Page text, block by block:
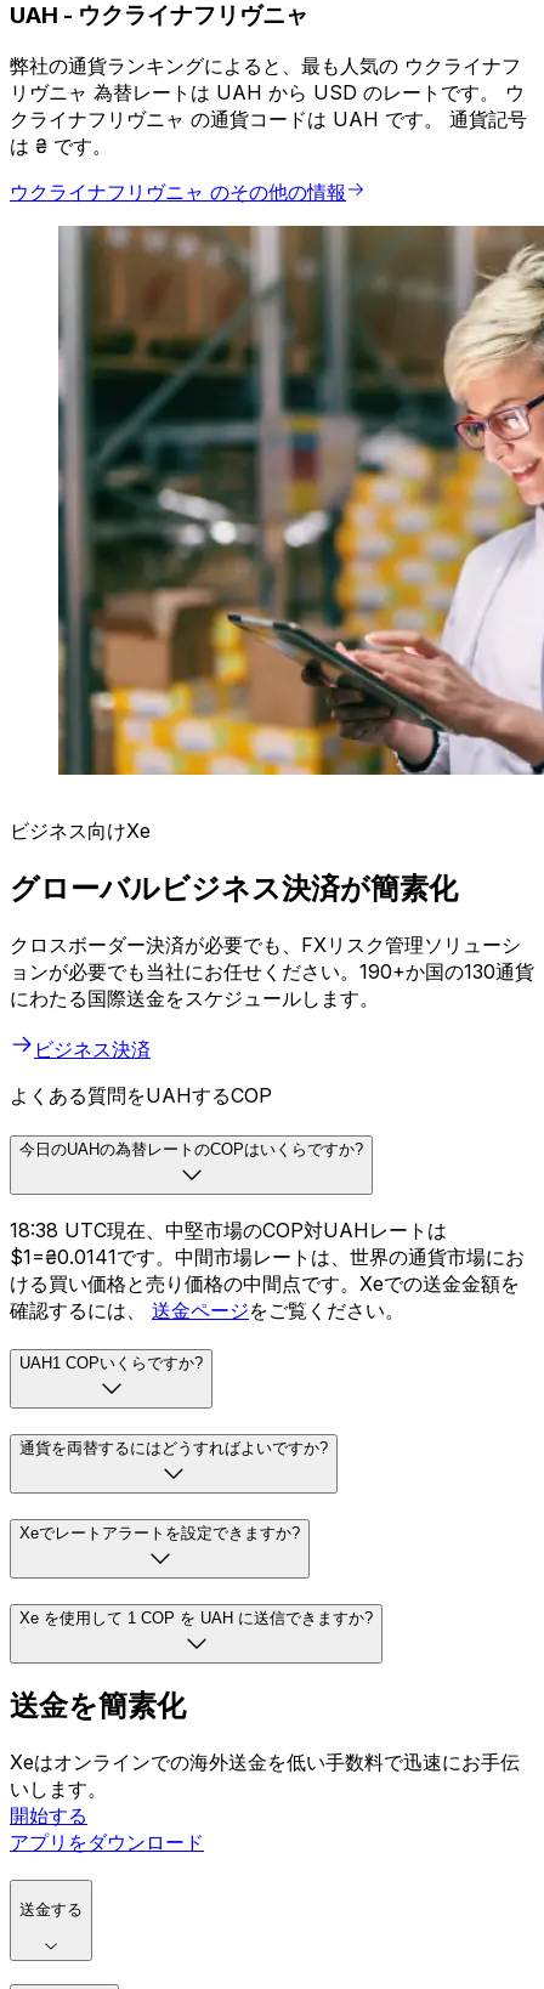
UAH - ウクライナフリヴニャ
弊社の通貨ランキングによると、最も人気の ウクライナフ
リヴニャ 為替レートは UAH から USD のレートです。 ウ
クライナフリヴニャ の通貨コードは UAH です。 通貨記号
は ₴ です。
ウクライナフリヴニャ のその他の情報
ビジネス向けXe
グローバルビジネス決済が簡素化
クロスボーダー決済が必要でも、FXリスク管理ソリューシ
ョンが必要でも当社にお任せください。190+か国の130通貨
にわたる国際送金をスケジュールします。
ビジネス決済
よくある質問をUAHするCOP
今日のUAHの為替レートのCOPはいくらですか?
18:38 UTC現在、中堅市場のCOP対UAHレートは
$1=₴0.0141です。中間市場レートは、世界の通貨市場にお
ける買い価格と売り価格の中間点です。Xeでの送金金額を
確認するには、 送金ページをご覧ください。
UAH1 COPいくらですか?
通貨を両替するにはどうすればよいですか?
Xeでレートアラートを設定できますか?
Xe を使用して 1 COP を UAH に送信できますか?
送金を簡素化
Xeはオンラインでの海外送金を低い手数料で迅速にお手伝
いします。
開始する
アプリをダウンロード
送金する